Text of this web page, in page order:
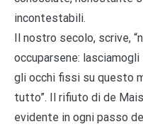
incontestabili.
Il nostro secolo, scrive,
occuparsene:
gli occhi fissi su questo
tutto”. Il rifiuto di de
evidente in ogni passo